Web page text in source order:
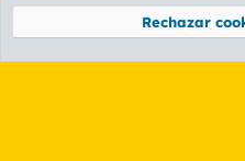
Community platform by XenForo® ©
Rechazar